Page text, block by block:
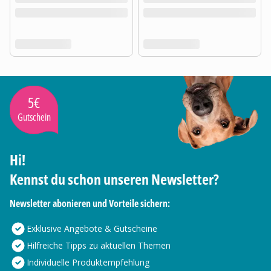
5€
Gutschein
Hi!
Kennst du schon unseren Newsletter?
Newsletter abonieren und Vorteile sichern:
Exklusive Angebote & Gutscheine
Hilfreiche Tipps zu aktuellen Themen
Individuelle Produktempfehlung